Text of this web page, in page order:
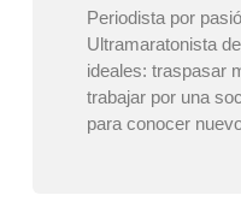
Periodista por
Ultramaratonista
ideales: traspasar
trabajar por una
para conocer